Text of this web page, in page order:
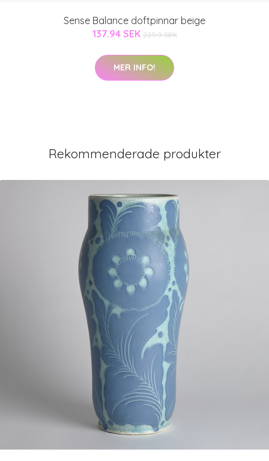
Sense Balance doftpinnar beige
137.94 SEK 229.9 SEK
MER INFO!
Rekommenderade produkter